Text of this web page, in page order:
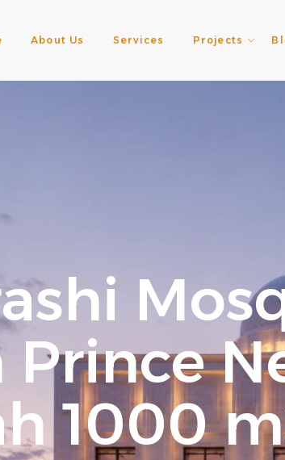
About Us Services Projects
Prince
1000